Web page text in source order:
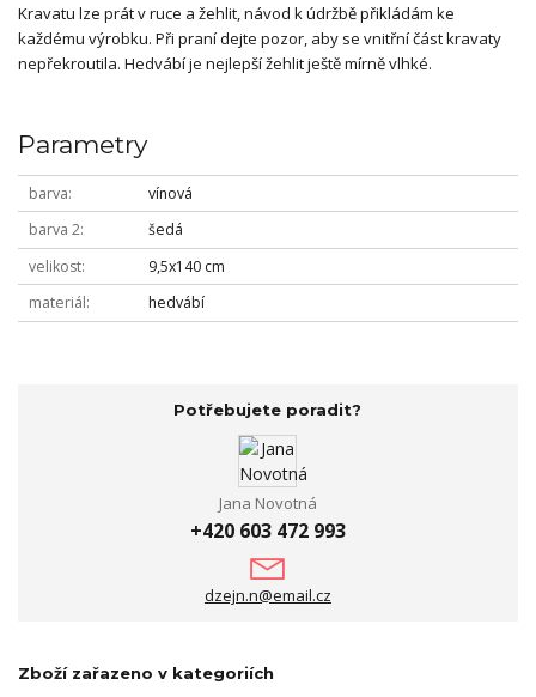
Kravatu lze prát v ruce a žehlit, návod k údržbě přikládám ke
každému výrobku. Při praní dejte pozor, aby se vnitřní část kravaty
nepřekroutila. Hedvábí je nejlepší žehlit ještě mírně vlhké.
Parametry
barva
vínová
barva 2
šedá
velikost
9,5x140 cm
materiál
hedvábí
Potřebujete poradit?
Jana Novotná
+420 603 472 993
dzejn.n@email.cz
Zboží zařazeno v kategoriích